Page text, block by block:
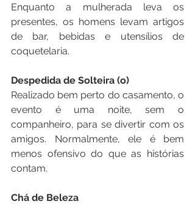
Enquanto a mulherada leva os
presentes, os homens levam artigos
de bar, bebidas e utensílios de
coquetelaria.
Despedida de Solteira (o)
Realizado bem perto do casamento, o
evento é uma noite, sem o
companheiro, para se divertir com os
amigos. Normalmente, ele é bem
menos ofensivo do que as histórias
contam.
Chá de Beleza